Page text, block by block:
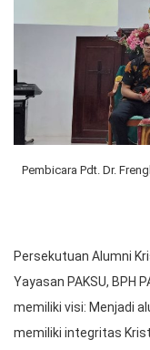
Pembicara Pdt. Dr.
Persekutuan Alumni
Yayasan PAKSU, BPH
memiliki visi: Menjadi
memiliki integritas